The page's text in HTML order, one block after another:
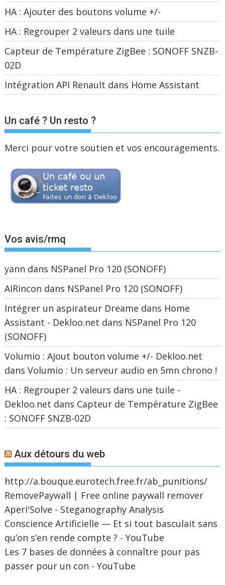
HA : Ajouter des boutons volume +/-
HA : Regrouper 2 valeurs dans une tuile
Capteur de Température ZigBee : SONOFF SNZB-
02D
Intégration API Renault dans Home Assistant
Un café ? Un resto ?
Merci pour votre soutien et vos encouragements.
Vos avis/rmq
yann dans NSPanel Pro 120 (SONOFF)
AIRincon dans NSPanel Pro 120 (SONOFF)
Intégrer un aspirateur Dreame dans Home
Assistant - Dekloo.net dans NSPanel Pro 120
(SONOFF)
Volumio : Ajout bouton volume +/- Dekloo.net
dansVolumio : Un serveur audio en 5mn chrono !
HA : Regrouper 2 valeurs dans une tuile -
Dekloo.net dans Capteur de Température ZigBee
: SONOFF SNZB-02D
Aux détours du web
http://a.bouque.eurotech.free.fr/ab_punitions/
RemovePaywall | Free online paywall remover
Aperi'Solve - Steganography Analysis
Conscience Artificielle — Et si tout basculait sans
qu’on s’en rende compte ? - YouTube
Les 7 bases de données à connaître pour pas
passer pour un con - YouTube